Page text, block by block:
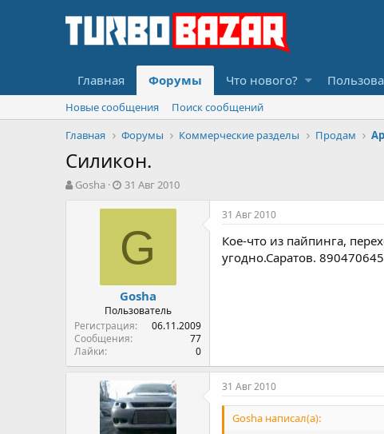
Главная Форумы Что нового?
Новые сообщения
Поиск сообщений
Главная
Форумы Коммерческие разделы Продам
Силикон.
А
Gosha
Д
т
н
а
а
л
а
31 Авг 2010
G
Gosha
Пользователь
Регистрация
06.11.2009
Сообщения
77
Лайки
0
31 Авг 2010
Кое-что из пайпинга,
угодно.Саратов.
31 Авг 2010
Gosha написал(а):